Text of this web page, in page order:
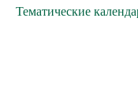
Тематические